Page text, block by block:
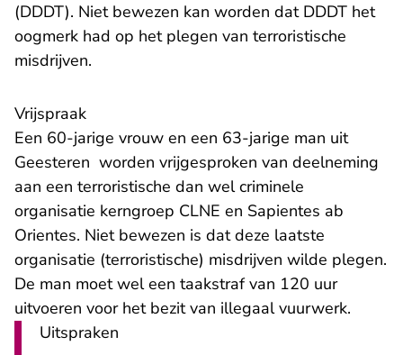
(DDDT). Niet bewezen kan worden dat DDDT het
oogmerk had op het plegen van terroristische
misdrijven.
Vrijspraak
Een 60-jarige vrouw en een 63-jarige man uit
Geesteren worden vrijgesproken van deelneming
aan een terroristische dan wel criminele
organisatie kerngroep CLNE en Sapientes ab
Orientes. Niet bewezen is dat deze laatste
organisatie (terroristische) misdrijven wilde plegen.
De man moet wel een taakstraf van 120 uur
uitvoeren voor het bezit van illegaal vuurwerk.
Uitspraken